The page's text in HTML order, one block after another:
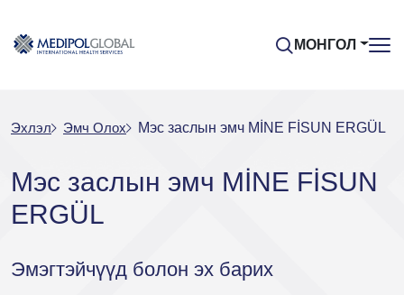
МОНГОЛ
Эхлэл Эмч Oлох Мэс заслын эмч MİNE FİSUN ERGÜL
Мэс заслын эмч MİNE FİSUN
ERGÜL
Эмэгтэйчүүд болон эх барих